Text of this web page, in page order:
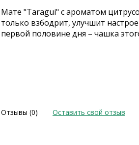
Мате "Taragui" с ароматом
только взбодрит, улучшит
первой половине дня – чашка
Отзывы (0) Оставить свой отзыв